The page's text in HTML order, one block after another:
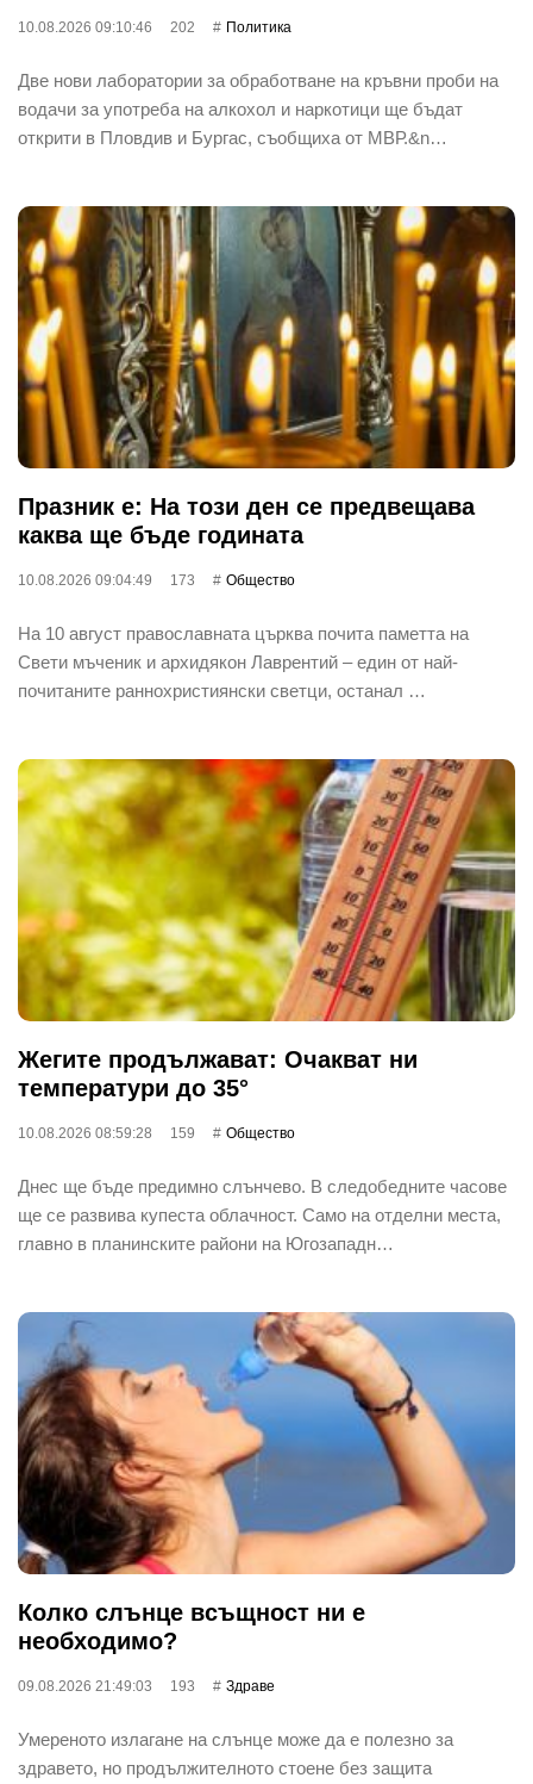
10.08.2026 09:10:46 202 Политика
Две нови лаборатории за обработване на кръвни проби на
водачи за употреба на алкохол и наркотици ще бъдат
открити в Пловдив и Бургас, съобщиха от МВР.&n…
Празник е: На този ден се предвещава
каква ще бъде годината
10.08.2026 09:04:49 173 Общество
На 10 август православната църква почита паметта на
Свети мъченик и архидякон Лаврентий – един от най-
почитаните раннохристиянски светци, останал …
Жегите продължават: Очакват ни
температури до 35°
10.08.2026 08:59:28 159 Общество
Днес ще бъде предимно слънчево. В следобедните часове
ще се развива купеста облачност. Само на отделни места,
главно в планинските райони на Югозападн…
Колко слънце всъщност ни е
необходимо?
09.08.2026 21:49:03 193 Здраве
Умереното излагане на слънце може да е полезно за
здравето, но продължителното стоене без защита